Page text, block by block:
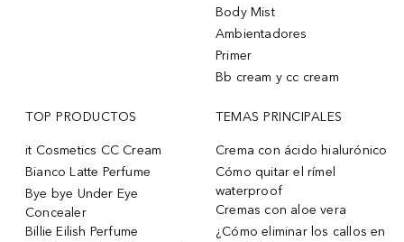
Body Mist
Ambientadores
Primer
Bb cream y cc cream
TOP PRODUCTOS
it Cosmetics CC Cream
Bianco Latte Perfume
Bye bye Under Eye
Concealer
Billie Eilish Perfume
TEMAS PRINCIPALES
Crema con ácido hialurónico
Cómo quitar el rímel
waterproof
Cremas con aloe vera
¿Cómo eliminar los callos en